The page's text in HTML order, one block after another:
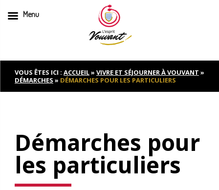
to
contentVOUS ÊTES ICI : ACCUEIL» VIVRE ET SÉJOURNER À VOUVANT »
DÉMARCHES » DÉMARCHES POUR LES PARTICULIERS
Démarches pour
les particuliers
Menu